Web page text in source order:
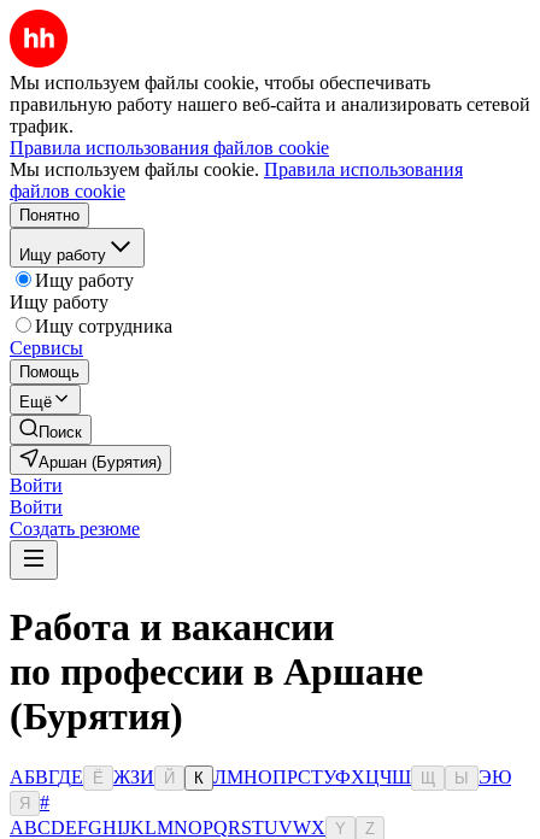
Мы используем файлы cookie, чтобы обеспечивать
правильную работу нашего веб-сайта и анализировать сетевой
трафик.
Правила использования файлов cookie
Мы используем файлы cookie. Правила использования
файлов cookie
Понятно
Ищу работу
Ищу работу
Ищу работу
Ищу сотрудника
Сервисы
Помощь
Ещё
Поиск
Аршан (Бурятия)
Войти
Войти
Создать резюме
Работа и вакансии
по профессии в Аршане
(Бурятия)
АБВГДЕ Ё ЖЗИ Й К ЛМНОПРСТУФХЦЧШ Ы ЭЮ
Я
#
ABCDEFGHIJKLMNOPQRSTUVWX Y Z